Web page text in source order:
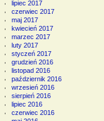
lipiec 2017
czerwiec 2017
maj 2017
kwiecień 2017
marzec 2017
luty 2017
styczeń 2017
grudzień 2016
listopad 2016
październik 2016
wrzesień 2016
sierpień 2016
lipiec 2016
czerwiec 2016